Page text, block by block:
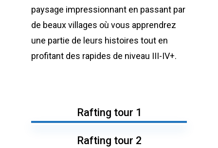
paysage impressionnant en passant par
de beaux villages où vous apprendrez
une partie de leurs histoires tout en
profitant des rapides de niveau III-IV+.
Rafting tour 1
Rafting tour 2